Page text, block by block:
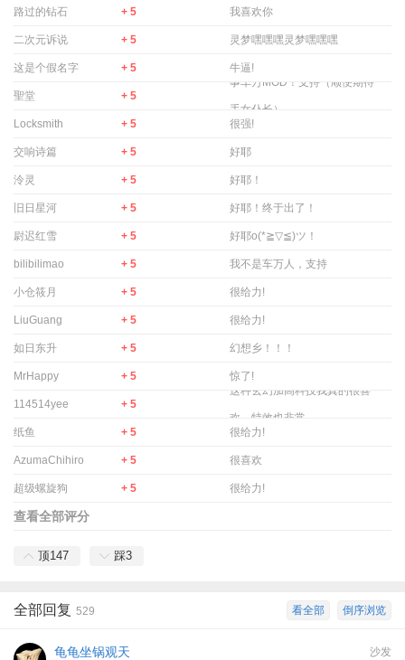
路过的钻石 + 5 我喜欢你
二次元诉说 + 5 灵梦嘿嘿嘿灵梦嘿嘿嘿
这是个假名字 + 5 牛逼!
聖堂 + 5
事车万MOD！支持（顺便期待一
手女仆长） ...
Locksmith
+ 5 很强!
交响诗篇 + 5 好耶
泠灵 + 5 好耶！
旧日星河 + 5 好耶！终于出了！
尉迟红雪 + 5 好耶o(*≧▽≦)ツ！
bilibilimao + 5 我不是车万人，支持
小仓筱月 + 5 很给力!
LiuGuang + 5 很给力!
如日东升 + 5 幻想乡！！！
MrHappy + 5 惊了!
114514yee + 5
这种玄幻加高科技我真的很喜
欢，特效也非常.
纸鱼
+ 5 很给力!
AzumaChihiro + 5 很喜欢
超级螺旋狗 + 5 很给力!
查看全部评分
顶147 踩3
倒序浏览
看全部
全部回复 529
沙发
龟龟坐锅观天